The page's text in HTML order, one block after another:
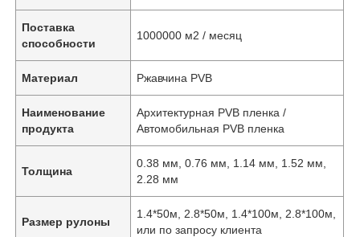
Поставка
способности
1000000 м2 / месяц
Материал Ржавчина PVB
Наименование
продукта
Архитектурная PVB пленка /
Автомобильная PVB пленка
Толщина
0.38 мм, 0.76 мм, 1.14 мм, 1.52 мм,
2.28 мм
Размер рулоны
1.4*50м, 2.8*50м, 1.4*100м, 2.8*100м,
или по запросу клиента